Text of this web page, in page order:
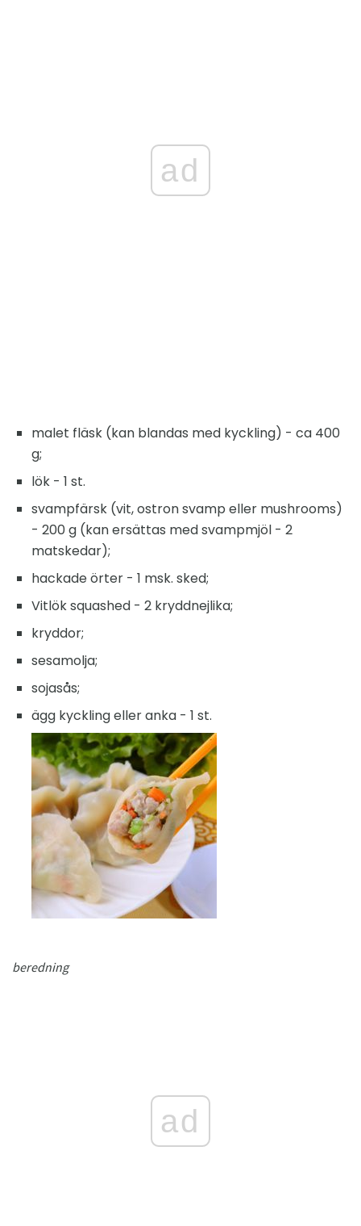
ad
malet fläsk (kan blandas med kyckling) - ca 400
g;
lök - 1 st.
svampfärsk (vit, ostron svamp eller mushrooms)
- 200 g (kan ersättas med svampmjöl - 2
matskedar);
hackade örter - 1 msk. sked;
Vitlök squashed - 2 kryddnejlika;
kryddor;
sesamolja;
sojasås;
ägg kyckling eller anka - 1 st.
beredning
ad